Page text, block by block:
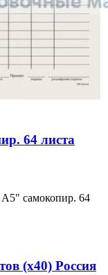
64 листа
А5" самокопир. 64
(х40) Россия